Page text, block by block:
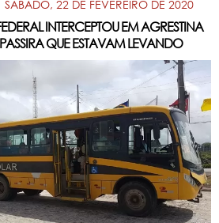
SÁBADO, 22 DE FEVEREIRO DE 2020
INTERCEPTOU EM AGRESTINA
QUE ESTAVAM LEVANDO